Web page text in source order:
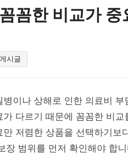
꼼한 비교가 중
시글
병이나 상해로 인한 의료비
가 다르기 때문에 꼼꼼한 비
만 저렴한 상품을 선택하기
장 범위를 먼저 확인해야 합